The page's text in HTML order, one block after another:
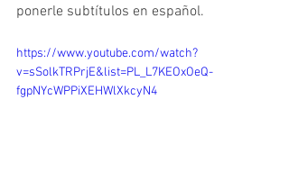
ponerle subtítulos en español.
https://www.youtube.com/watch?
v=sSolkTRPrjE&list=PL_L7KEOxOeQ-
fgpNYcWPPiXEHWlXkcyN4